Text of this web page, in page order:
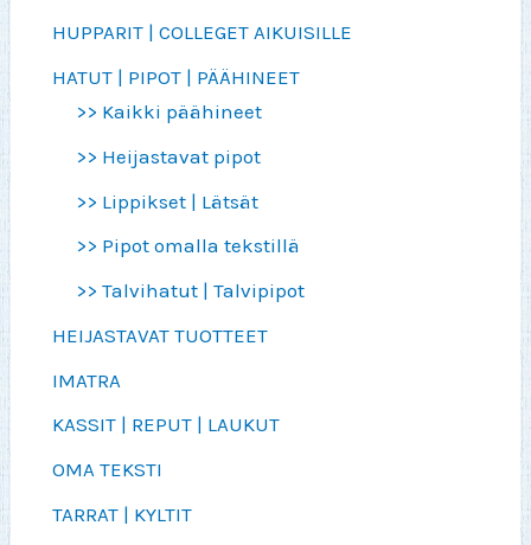
HUPPARIT | COLLEGET AIKUISILLE
HATUT | PIPOT | PÄÄHINEET
>> Kaikki päähineet
>> Heijastavat pipot
>> Lippikset | Lätsät
>> Pipot omalla tekstillä
>> Talvihatut | Talvipipot
HEIJASTAVAT TUOTTEET
IMATRA
KASSIT | REPUT | LAUKUT
OMA TEKSTI
TARRAT | KYLTIT